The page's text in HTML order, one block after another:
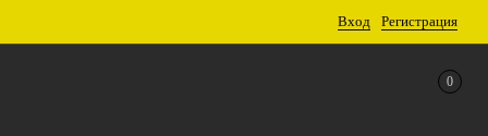
Вход Регистрация
0